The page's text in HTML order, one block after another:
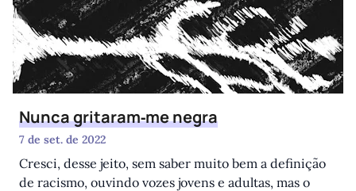
Nunca gritaram‑me negra
7 de set. de 2022
Cresci, desse jeito, sem saber muito bem a definição
de racismo, ouvindo vozes jovens e adultas, mas o